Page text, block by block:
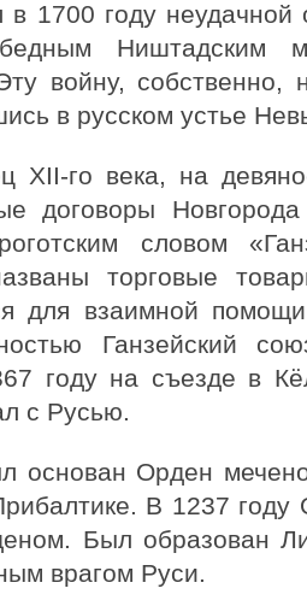
в 1700 году
Ништадским
войну,
в русском устье
XII-го века, на
договоры
словом
торговые
для взаимной
Ганзейский
году на съезде в
с Русью.
основан Орден
В 1237
Был образован
врагом Руси.